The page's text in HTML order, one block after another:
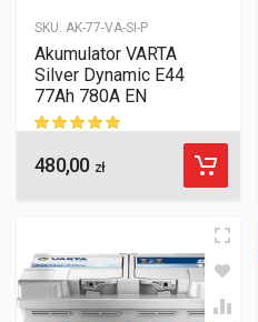
SKU: AK-77-VA-SI-P
Akumulator VARTA
Silver Dynamic E44
77Ah 780A EN
ocen klientów
480,00 zł